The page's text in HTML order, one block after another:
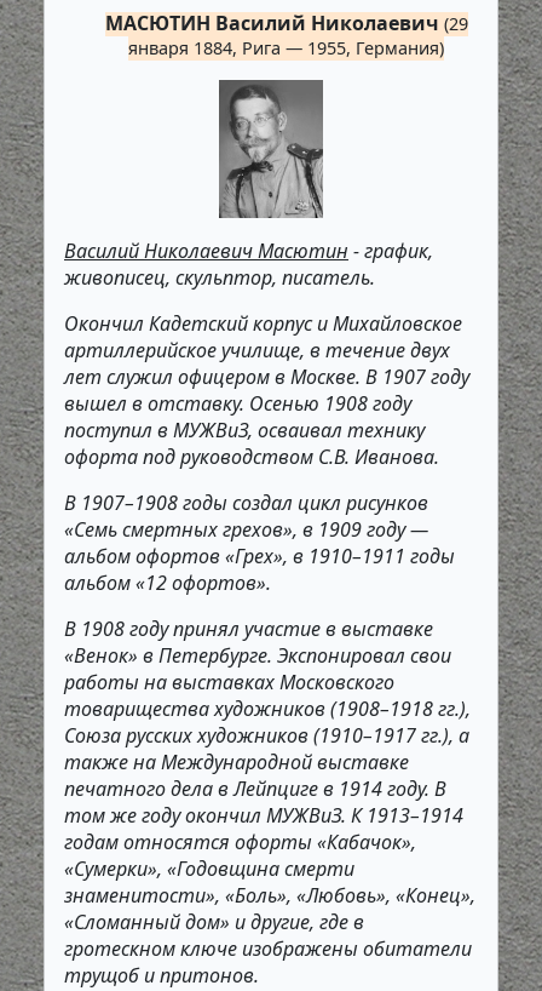
МАСЮТИН Василий Николаевич (29
января 1884, Рига — 1955, Германия)
Василий Николаевич Масютин - график,
живописец, скульптор, писатель.
Окончил Кадетский корпус и Михайловское
артиллерийское училище, в течение двух
лет служил офицером в Москве. В 1907 году
вышел в отставку. Осенью 1908 году
поступил в МУЖВиЗ, осваивал технику
офорта под руководством С.В. Иванова.
В 1907–1908 годы создал цикл рисунков
«Семь смертных грехов», в 1909 году —
альбом офортов «Грех», в 1910–1911 годы
альбом «12 офортов».
В 1908 году принял участие в выставке
«Венок» в Петербурге. Экспонировал свои
работы на выставках Московского
товарищества художников (1908–1918 гг.),
Союза русских художников (1910–1917 гг.), а
также на Международной выставке
печатного дела в Лейпциге в 1914 году. В
том же году окончил МУЖВиЗ. К 1913–1914
годам относятся офорты «Кабачок»,
«Сумерки», «Годовщина смерти
знаменитости», «Боль», «Любовь», «Конец»,
«Сломанный дом» и другие, где в
гротескном ключе изображены обитатели
трущоб и притонов.